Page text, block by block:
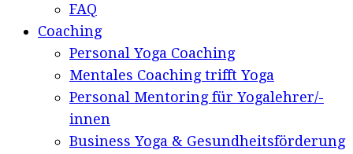
FAQ
Coaching
Personal Yoga Coaching
Mentales Coaching trifft Yoga
Personal Mentoring für Yogalehrer/-
innen
Business Yoga & Gesundheitsförderung